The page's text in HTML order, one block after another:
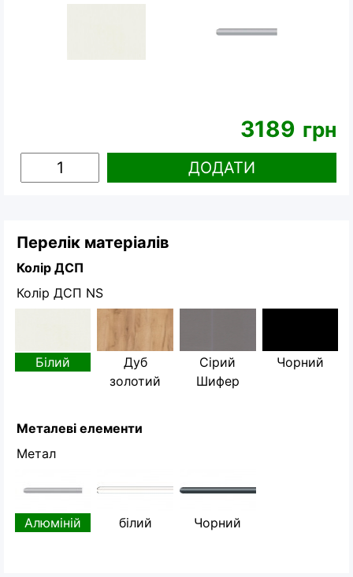
3189 грн
ДОДАТИ
Перелік матеріалів
Колір ДСП
Колір ДСП NS
Білий
Дуб
золотий
Сірий
Шифер
Чорний
Металеві елементи
Метал
Алюміній білий Чорний